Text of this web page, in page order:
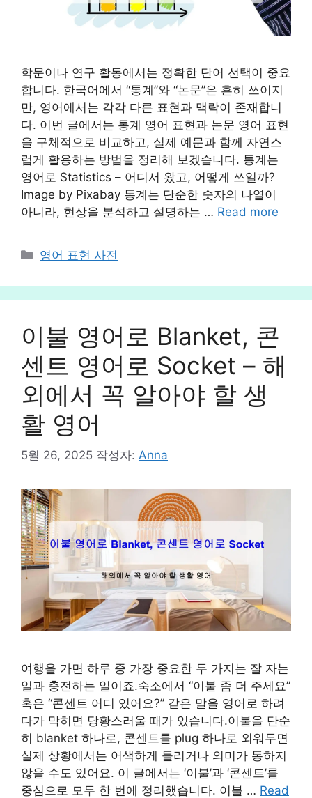
학문이나 연구 활동에서는 정확한 단어 선택이 중요
합니다. 한국어에서 “통계”와 “논문”은 흔히 쓰이지
만, 영어에서는 각각 다른 표현과 맥락이 존재합니
다. 이번 글에서는 통계 영어 표현과 논문 영어 표현
을 구체적으로 비교하고, 실제 예문과 함께 자연스
럽게 활용하는 방법을 정리해 보겠습니다. 통계는
영어로 Statistics – 어디서 왔고, 어떻게 쓰일까?
Image by Pixabay 통계는 단순한 숫자의 나열이
아니라, 현상을 분석하고 설명하는 … Read more
카
고
리
영어 표현 사전
이불 영어로 Blanket, 콘
센트 영어로 Socket – 해
외에서 꼭 알아야 할 생
활 영어
5월 26, 2025 작성자: Anna
여행을 가면 하루 중 가장 중요한 두 가지는 잘 자는
일과 충전하는 일이죠.숙소에서 “이불 좀 더 주세요”
혹은 “콘센트 어디 있어요?” 같은 말을 영어로 하려
다가 막히면 당황스러울 때가 있습니다.이불을 단순
히 blanket 하나로, 콘센트를 plug 하나로 외워두면
실제 상황에서는 어색하게 들리거나 의미가 통하지
않을 수도 있어요. 이 글에서는 ‘이불’과 ‘콘센트’를
중심으로 모두 한 번에 정리했습니다. 이불 … Read